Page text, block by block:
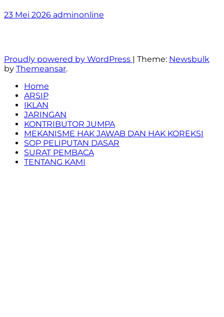
23 Mei 2026 adminonline
Proudly powered by WordPress | Theme: Newsbulk
by Themeansar.
Home
ARSIP
IKLAN
JARINGAN
KONTRIBUTOR JUMPA
MEKANISME HAK JAWAB DAN HAK KOREKSI
SOP PELIPUTAN DASAR
SURAT PEMBACA
TENTANG KAMI